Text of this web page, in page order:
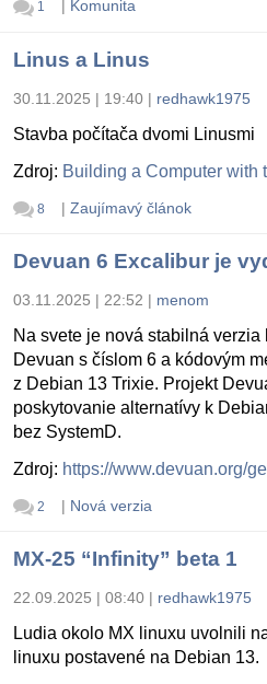
1 Komunita
Linus a Linus
30.11.2025 | 19:40 | redhawk1975
Stavba počítača dvomi Linusmi
Zdroj: Building a Computer with
8 | Zaujímavý článok
Devuan 6 Excalibur je
03.11.2025 | 22:52 | menom
Na svete je nová stabilná
Devuan s číslom 6 a kódovým
z Debian 13 Trixie. Projekt
poskytovanie alternatívy k
bez SystemD.
Zdroj: https://www.devuan.org/
2 | Nová verzia
MX-25 “Infinity” beta 1
22.09.2025 | 08:40 | redhawk1975
Ludia okolo MX linuxu uvolnili
linuxu postavené na Debian 13.